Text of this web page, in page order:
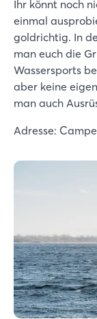
Ihr könnt noch
einmal
goldrichtig. In
man euch die
Wassersports
aber keine
man auch
Adresse: